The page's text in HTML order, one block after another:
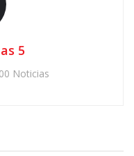
5
Noticias